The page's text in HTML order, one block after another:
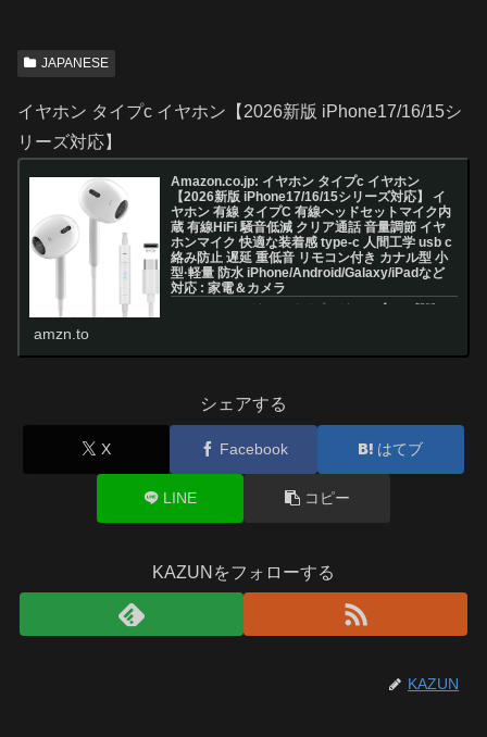
JAPANESE
イヤホン タイプc イヤホン【2026新版 iPhone17/16/15シ
リーズ対応】
Amazon.co.jp: イヤホン タイプc イヤホン
【2026新版 iPhone17/16/15シリーズ対応】 イ
ヤホン 有線 タイプC 有線ヘッドセットマイク内
蔵 有線HiFi 騒音低減 クリア通話 音量調節 イヤ
ホンマイク 快適な装着感 type-c 人間工学 usb c
絡み防止 遅延 重低音 リモコン付き カナル型 小
型·軽量 防水 iPhone/Android/Galaxy/iPadなど
対応 : 家電＆カメラ
Amazon.co.jp: イヤホン タイプc イヤホン【2026新版
amzn.to
シェアする
X Facebook はてブ
LINE コピー
KAZUNをフォローする
KAZUN